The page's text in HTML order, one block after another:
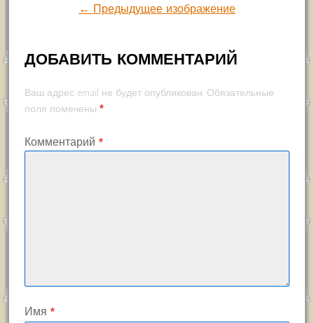
← Предыдущее изображение
ДОБАВИТЬ КОММЕНТАРИЙ
Ваш адрес email не будет опубликован. Обязательные
поля помечены *
Комментарий *
Имя *